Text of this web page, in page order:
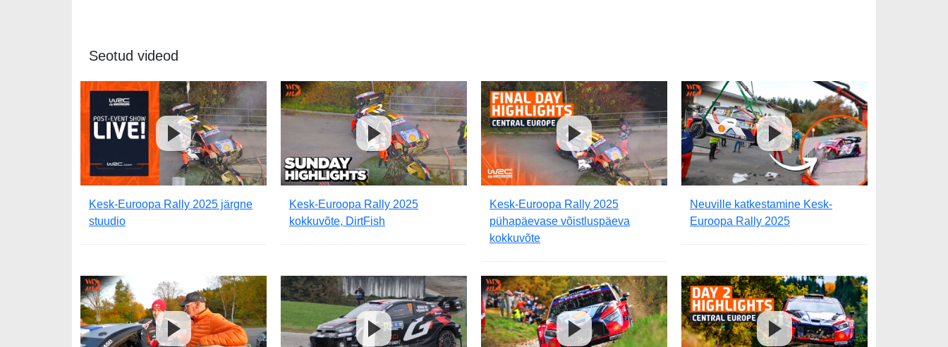
Seotud videod
Kesk-Euroopa Rally 2025 järgne
stuudio
Kesk-Euroopa Rally 2025
kokkuvõte, DirtFish
Kesk-Euroopa Rally 2025
pühapäevase võistluspäeva
kokkuvõte
Neuville katkestamine Kesk-
Euroopa Rally 2025